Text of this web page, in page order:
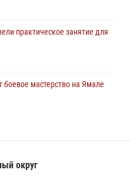
практическое занятие для
мастерство на Ямале
на охране
Германии (видео)
округ